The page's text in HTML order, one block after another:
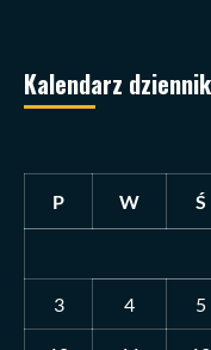
Kalendarz
P W Ś
3 4 5